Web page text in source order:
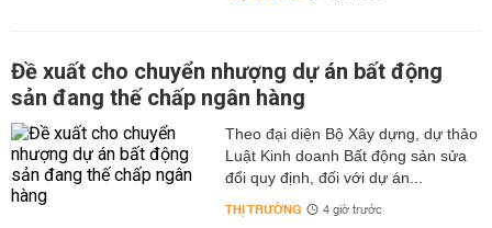
Đề xuất cho chuyển nhượng dự án bất động
sản đang thế chấp ngân hàng
Theo đại diện Bộ Xây dựng, dự thảo
Luật Kinh doanh Bất động sản sửa
đổi quy định, đối với dự án...
THỊ TRƯỜNG 4 giờ trước